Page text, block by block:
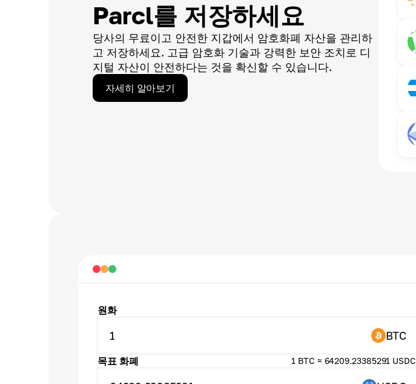
Parcl를 저장하세요
당사의 무료이고 안전한 지갑에서 암호화폐 자산을 관리하
고 저장하세요. 고급 암호화 기술과 강력한 보안 조치로 디
지털 자산이 안전하다는 것을 확신할 수 있습니다.
자세히 알아보기
원화
1 BTC
목표 화폐 1 BTC ≈ 64209.23385291 USDC